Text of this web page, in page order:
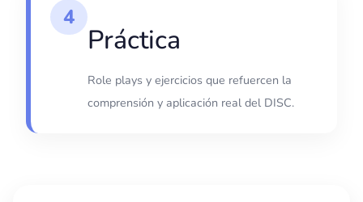
4
Práctica
Role plays y ejercicios que refuercen la
comprensión y aplicación real del DISC.